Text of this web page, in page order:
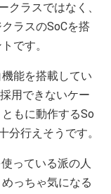
クラスではなく、
ラスのSoCを搭
です。
能を搭載してい
用できないケー
もに動作するSo
分行えそうです。
っている派の人
っちゃ気になる